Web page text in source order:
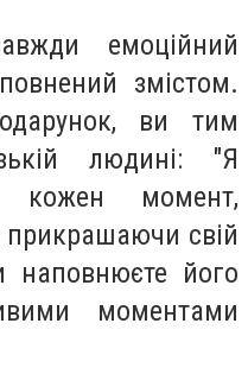
емоційний
змістом.
ви тим
людині: "Я
момент,
свій
наповнюєте його
моментами